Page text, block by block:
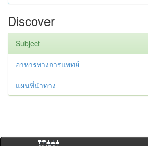
Discover
Subject
อาหารทางการแพทย์
แผนที่นำทาง